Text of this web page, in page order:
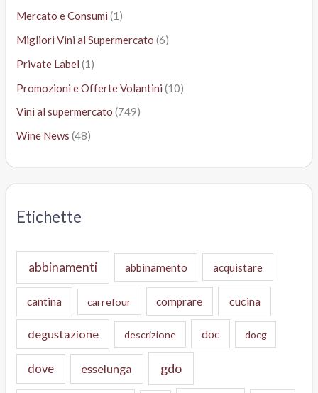
Mercato e Consumi (1)
Migliori Vini al Supermercato (6)
Private Label (1)
Promozioni e Offerte Volantini (10)
Vini al supermercato (749)
Wine News (48)
Etichette
abbinamenti abbinamento acquistare
cantina carrefour comprare cucina
degustazione descrizione doc docg
dove esselunga gdo